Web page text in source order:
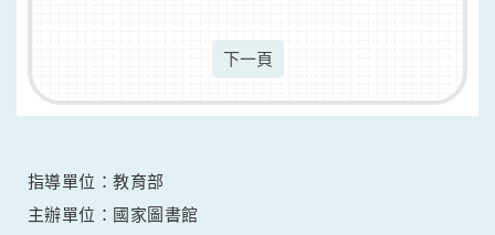
下一頁
指導單位：教育部
主辦單位：國家圖書館